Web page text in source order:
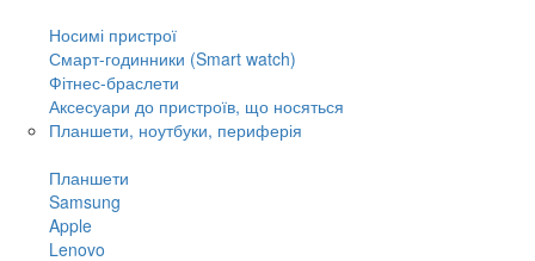
Носимі пристрої
Смарт-годинники (Smart watch)
Фітнес-браслети
Аксесуари до пристроїв, що носяться
Планшети, ноутбуки, периферія
Планшети
Samsung
Apple
Lenovo